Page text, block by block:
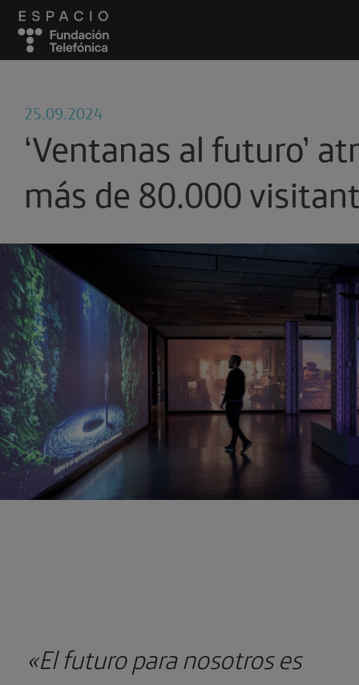
25.09.2024
‘Ventanas al futuro’
más de 80.000
«El futuro para nosotros es